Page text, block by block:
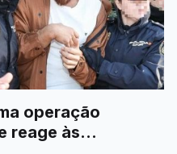
operação
reage às